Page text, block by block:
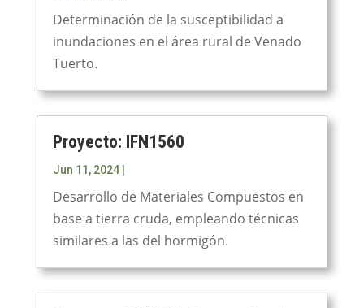
Determinación de la susceptibilidad a
inundaciones en el área rural de Venado
Tuerto.
Proyecto: IFN1560
Jun 11, 2024|
Desarrollo de Materiales Compuestos en
base a tierra cruda, empleando técnicas
similares a las del hormigón.